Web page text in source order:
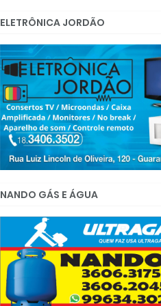
ELETRÔNICA JORDÃO
NANDO GÁS E ÁGUA